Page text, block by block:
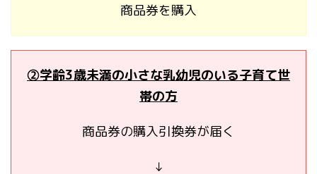
商品券を購入
②学齢3歳未満の小さな乳幼児のいる子育て世
帯の方
商品券の購入引換券が届く
↓